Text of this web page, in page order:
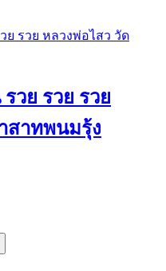
วย รวย รวย
สาทพนมรุ้ง